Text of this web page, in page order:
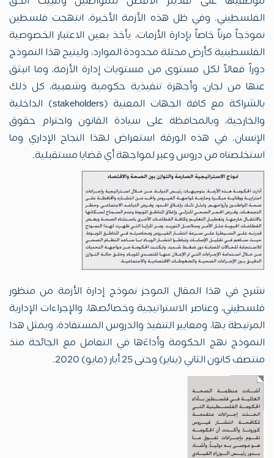
الفلسطيني. وفي ظل هذه الأزمة الأخيرة، انتهجت فلسطين
نموذجاً مرناً خاصاً بإدارة الأزمات، يأخذ بعين الاعتبار الخصوصية
الفلسطينية كأرض محتلة محدودة الموارد، وليتيح هذا النموذج
دوراً فعالاً لكل مستوى من مستويات إدارة الأزمة، وما انبثق
عنها من لجان، وأجهزة تنفيذية حكومية وشعبية، كل ذلك
بالشراكة مع كافة الجهات المعنية (stakeholders) الداخلية
والخارجية، وبالمحافظة على سيادة القانون واحترام حقوق
الإنسان. في هذه الورقة استعراض لهذا النجاح الإداري وما
استخلصناه من دروس وعبر لمواجهة أي قضايا مستقبلية.
نشرح في هذا المقال الموجز نموذج إدارة الأزمة من منظور
فلسطيني، وعناصر الاستراتيجية وخصائصها، والإجراءات الإدارية
المرتبطة بها، ومعايير التنفيذ والدروس المستفادة، ويمثل هذا
النموذج نهج الحكومة وأداءَها في التعامل مع الجائحة منذ
منتصف كانون الثاني (يناير) وحتى 25 أيار (مايو) 2020.